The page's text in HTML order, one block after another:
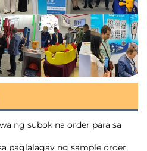
ng subok na order para sa
paglalagay ng sample order.